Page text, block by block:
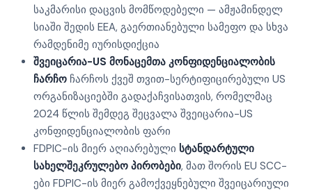
საკმარისი დაცვის მომწოდებელი — ამჟამინდელ
სიაში შედის EEA, გაერთიანებული სამეფო და სხვა
რამდენიმე იურისდიქცია
შვეიცარია-US მონაცემთა კონფიდენციალობის
ჩარჩო ჩარჩოს ქვეშ თვით-სერტიფიცირებული US
ორგანიზაციებში გადაქაჩვისათვის, რომელმაც
2024 წლის შემდეგ შეცვალა შვეიცარია-US
კონფიდენციალობის ფარი
FDPIC-ის მიერ აღიარებული სტანდარტული
სახელშეკრულებო პირობები, მათ შორის EU SCC-
ები FDPIC-ის მიერ გამოქვეყნებული შვეიცარიული